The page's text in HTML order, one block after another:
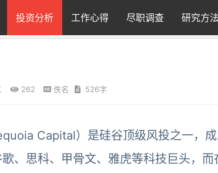
投资分析 工作心得 尽职调查 研究方法
262 佚名 526字
Capital）是硅谷顶级风投之一，
、思科、甲骨文、雅虎等科技巨头，